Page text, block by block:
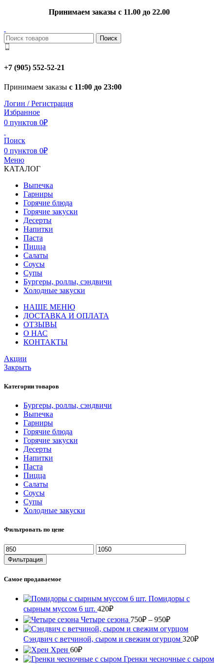
Принимаем заказы с 11.00 до 22.00
Поиск
+7 (905) 552-52-21
Принимаем заказы с 11:00 до 23:00
Логин / Регистрация
Избранное
0 пунктов 0₽
Поиск
0 пунктов 0₽
Меню
КАТАЛОГ
Выпечка
Гарниры
Горячие блюда
Горячие закуски
Десерты
Напитки
Паста
Пицца
Салаты
Соусы
Супы
Бургеры, роллы, сэндвичи
Холодные закуски
НАШЕ МЕНЮ
ДОСТАВКА И ОПЛАТА
ОТЗЫВЫ
О НАС
КОНТАКТЫ
Акции
Закрыть
Категории товаров
Бургеры, роллы, сэндвичи
Выпечка
Гарниры
Горячие блюда
Горячие закуски
Десерты
Напитки
Паста
Пицца
Салаты
Соусы
Супы
Холодные закуски
Фильтровать по цене
Минимальная
цена
Максимальная
цена
Фильтрация
Самое продаваемое
Помидоры с
сырным муссом 6 шт. 420₽
Четыре сезона 750₽ – 950₽Диапазон
цен:
750₽
–
950₽
Сэндвич с ветчиной, сыром и свежим огурцом 320₽
Хрен 60₽
Гренки чесночные с сыром